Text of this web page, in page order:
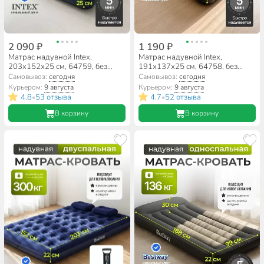
2 090 ₽
Матрас надувной Intex,
203х152х25 см, 64759, без
насоса, флокированный, 272 кг
Самовывоз:сегодня
Курьером:9 августа
4.8•53 отзыва
В корзину
1 190 ₽
Матрас надувной Intex,
191х137х25 см, 64758, без
насоса, флокированный, 272 кг
Самовывоз: сегодня
Курьером: 9 августа
4.7•52 отзыва
В корзину